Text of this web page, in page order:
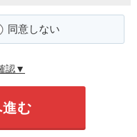
同意しない
認▼